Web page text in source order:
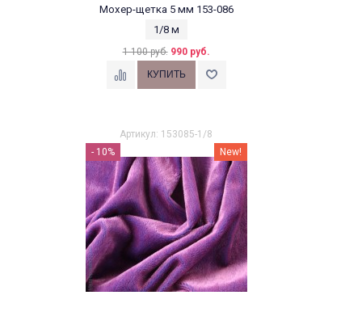
Мохер-щетка 5 мм 153-086
1/8 м
1 100 руб. 990 руб.
Артикул: 153085-1/8
- 10%
New!